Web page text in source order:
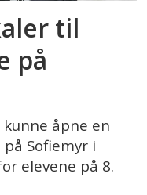
til
på
kunne åpne en
Sofiemyr i
elevene på 8.